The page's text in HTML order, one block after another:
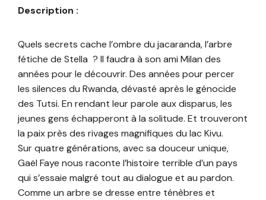
Description :
Quels secrets cache l’ombre du jacaranda, l’arbre
fétiche de Stella ? Il faudra à son ami Milan des
années pour le découvrir. Des années pour percer
les silences du Rwanda, dévasté après le génocide
des Tutsi. En rendant leur parole aux disparus, les
jeunes gens échapperont à la solitude. Et trouveront
la paix près des rivages magnifiques du lac Kivu.
Sur quatre générations, avec sa douceur unique,
Gaël Faye nous raconte l’histoire terrible d’un pays
qui s’essaie malgré tout au dialogue et au pardon.
Comme un arbre se dresse entre ténèbres et